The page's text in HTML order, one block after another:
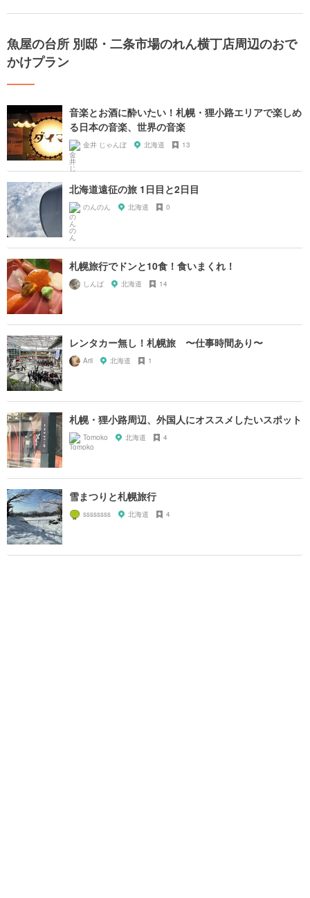
魚屋の台所 別邸・二条市場のれん横丁店周辺のおで
かけプラン
音楽とお酒に酔いたい！札幌・狸小路エリアで楽しめ
る日本の音楽、世界の音楽
金井 じゃんぼ 北海道 13
北海道遠征の旅 1日目と2日目
のんのん 北海道 0
札幌旅行でドンと10食！食いまくれ！
しんば 北海道 14
レンタカー無し！札幌旅 〜仕事時間あり〜
Arii 北海道 1
札幌・狸小路周辺、外国人にオススメしたいスポット
Tomoko 北海道 4
雪まつりと札幌旅行
ssssssss 北海道 4